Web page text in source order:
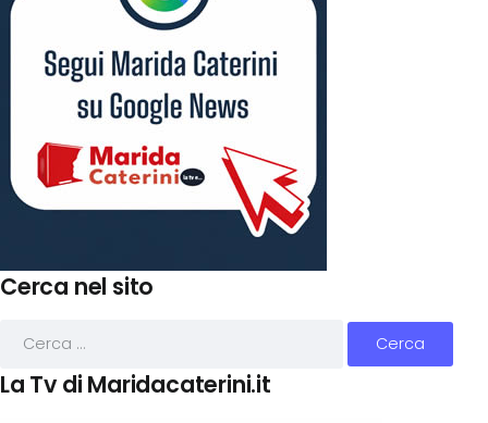
Cerca nel sito
La Tv di Maridacaterini.it